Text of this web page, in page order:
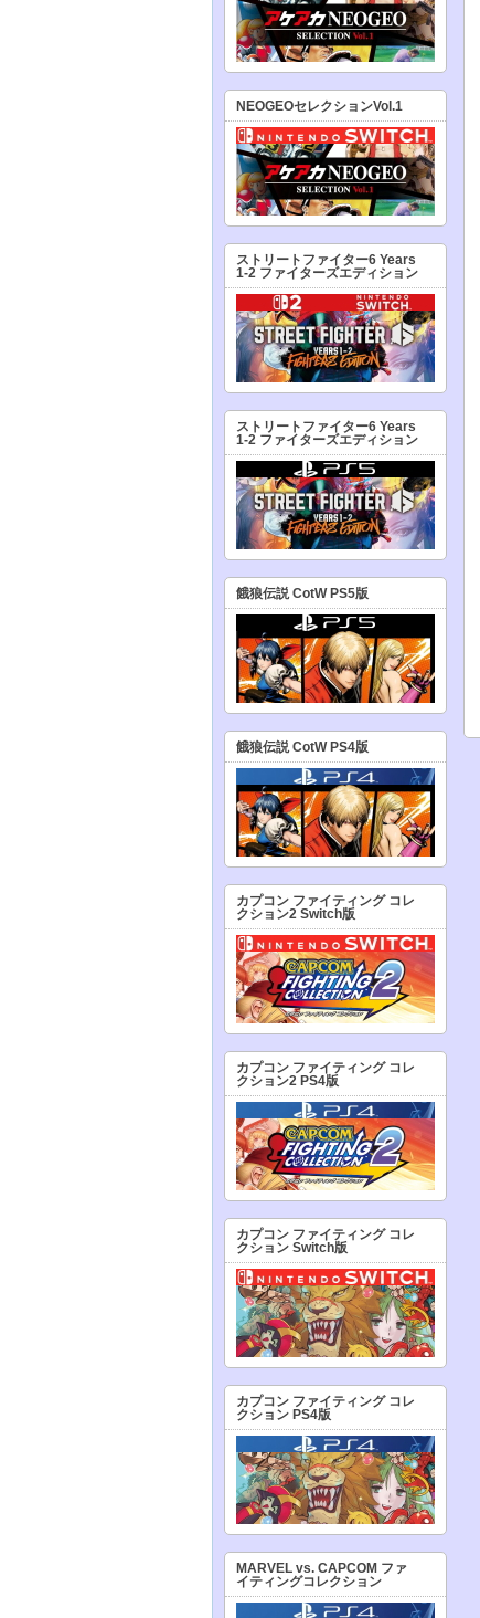
NEOGEOセレクションVol.1
ストリートファイター6 Years
1-2 ファイターズエディション
ストリートファイター6 Years
1-2 ファイターズエディション
餓狼伝説 CotW PS5版
餓狼伝説 CotW PS4版
カプコン ファイティング コレ
クション2 Switch版
カプコン ファイティング コレ
クション2 PS4版
カプコン ファイティング コレ
クション Switch版
カプコン ファイティング コレ
クション PS4版
MARVEL vs. CAPCOM ファ
イティングコレクション